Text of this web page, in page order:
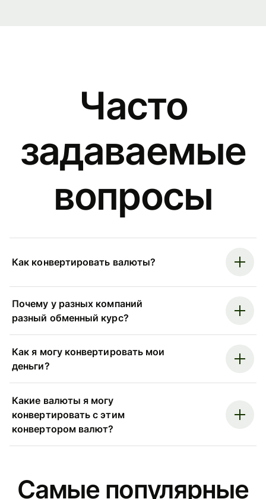
Часто
задаваемые
вопросы
Как конвертировать валюты?
Почему у разных компаний
разный обменный курс?
Как я могу конвертировать мои
деньги?
Какие валюты я могу
конвертировать с этим
конвертором валют?
Самые популярные